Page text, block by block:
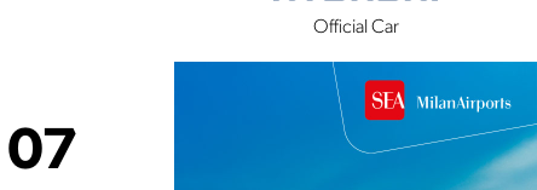
07
Official Car